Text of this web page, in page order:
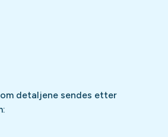
detaljene sendes etter